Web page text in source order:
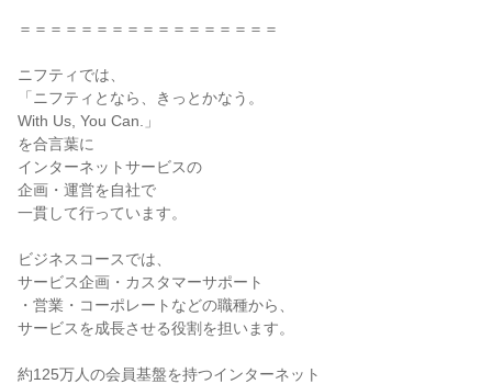
＝＝＝＝＝＝＝＝＝＝＝＝＝＝＝＝＝
ニフティでは、
「ニフティとなら、きっとかなう。
With Us, You Can.」
を合言葉に
インターネットサービスの
企画・運営を自社で
一貫して行っています。
ビジネスコースでは、
サービス企画・カスタマーサポート
・営業・コーポレートなどの職種から、
サービスを成長させる役割を担います。
約125万人の会員基盤を持つインターネット